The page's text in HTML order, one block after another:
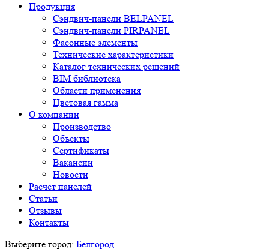
Продукция
Сэндвич-панели BELPANEL
Сэндвич-панели PIRPANEL
Фасонные элементы
Технические характеристики
Каталог технических решений
BIM библиотека
Области применения
Цветовая гамма
О компании
Производство
Объекты
Сертификаты
Вакансии
Новости
Расчет панелей
Статьи
Отзывы
Контакты
Выберите город: Белгород